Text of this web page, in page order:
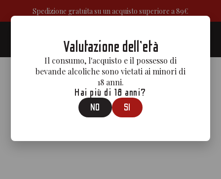
Spedizione gratuita su un acquisto superiore a 89€
Valutazione dell'età
Il consumo, l'acquisto e il possesso di
bevande alcoliche sono vietati ai minori di
18 anni.
Hai più di 18 anni?
NO
SI